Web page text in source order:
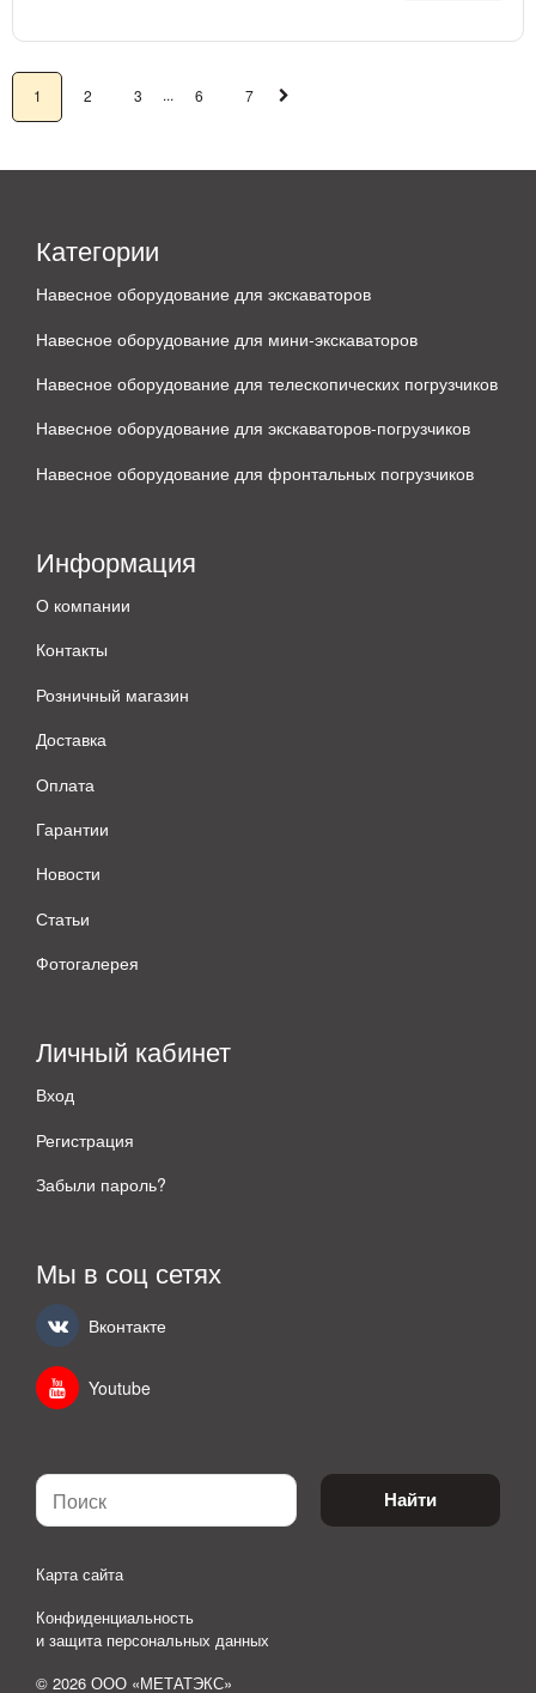
1 2 3 ... 6 7
Категории
Навесное оборудование для экскаваторов
Навесное оборудование для мини-экскаваторов
Навесное оборудование для телескопических погрузчиков
Навесное оборудование для экскаваторов-погрузчиков
Навесное оборудование для фронтальных погрузчиков
Информация
О компании
Контакты
Розничный магазин
Доставка
Оплата
Гарантии
Новости
Статьи
Фотогалерея
Личный кабинет
Вход
Регистрация
Забыли пароль?
Мы в соц сетях
Вконтакте
Youtube
Найти
Карта сайта
Конфиденциальность
и защита персональных данных
© 2026 ООО «МЕТАТЭКС»